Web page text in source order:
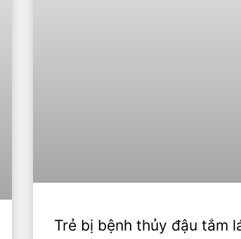
Trẻ bị bệnh thủy đậu tắm